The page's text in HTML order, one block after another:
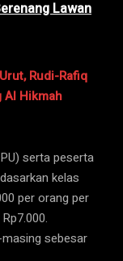
Lawan
Rudi-Rafiq
Al Hikmah
serta peserta
kelas
per orang per
sebesar